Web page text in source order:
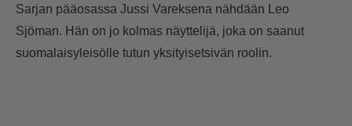
Sarjan pääosassa Jussi Vareksena nähdään Leo
Sjöman. Hän on jo kolmas näyttelijä, joka on saanut
suomalaisyleisölle tutun yksityisetsivän roolin.